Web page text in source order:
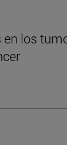
los